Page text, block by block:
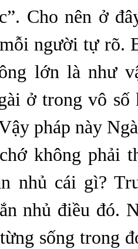
Cho nên ở
người tự rõ.
lớn là như
ở trong vô số
pháp này
không phải
nhủ cái gì?
nhủ điều đó.
sống trong